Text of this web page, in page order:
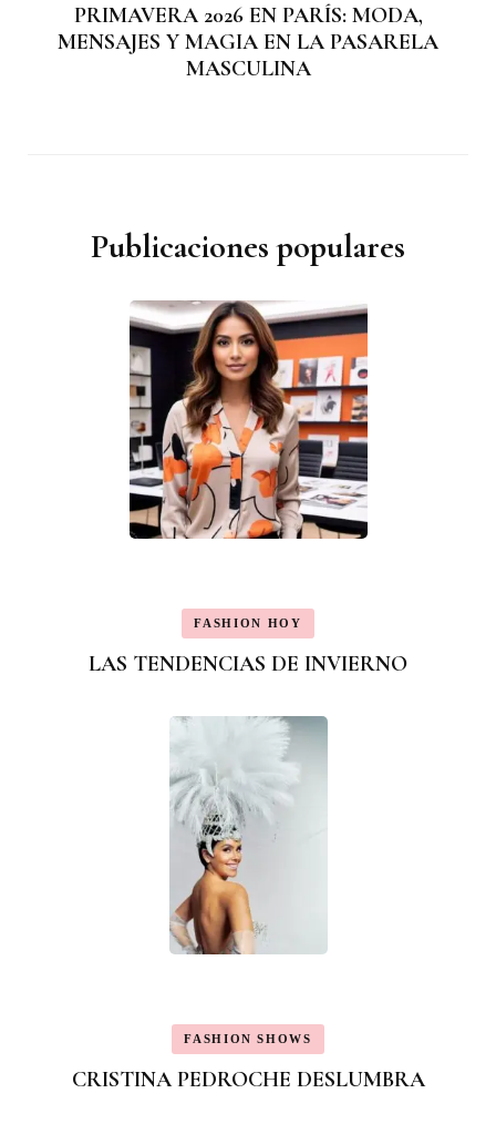
PRIMAVERA 2026 EN PARÍS: MODA,
MENSAJES Y MAGIA EN LA PASARELA
MASCULINA
Publicaciones populares
FASHION HOY
LAS TENDENCIAS DE INVIERNO
FASHION SHOWS
CRISTINA PEDROCHE DESLUMBRA